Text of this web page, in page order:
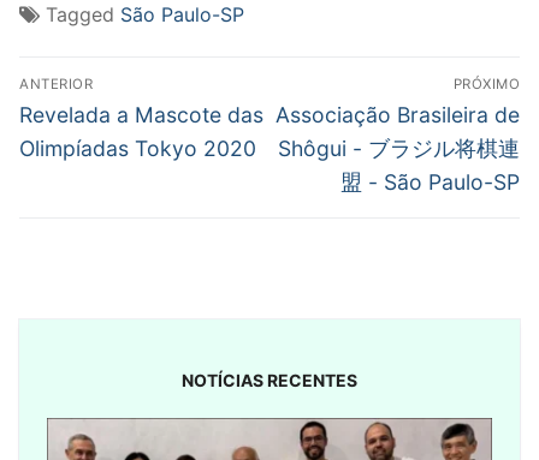
Tagged São Paulo-SP
Navegação
de
Post
ANTERIOR
Post
anterior:
Revelada a Mascote das
Olimpíadas Tokyo 2020
PRÓXIMO
Próximo
post:
Associação Brasileira de
Shôgui - ブラジル将棋連
盟 - São Paulo-SP
NOTÍCIAS RECENTES